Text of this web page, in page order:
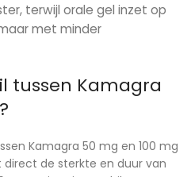
terwijl orale gel inzet op
met minder
tussen Kamagra
Kamagra 50 mg en 100 mg
direct de sterkte en duur van